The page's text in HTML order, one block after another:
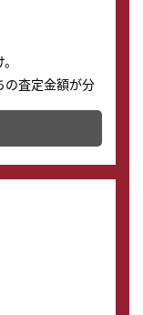
の査定金額が分